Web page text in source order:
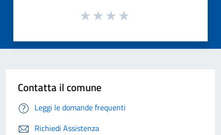
Contatta il comune
Leggi le domande frequenti
Richiedi Assistenza